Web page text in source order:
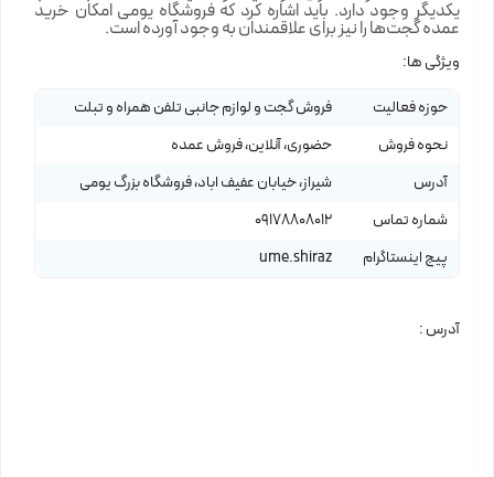
یکدیگر وجود دارد. باید اشاره کرد که فروشگاه یومی امکان خرید
عمده گجت‌ها را نیز برای علاقمندان به وجود آورده است.
ویژگی ها:
حوزه فعالیت
فروش گجت و لوازم جانبی تلفن همراه و تبلت
نحوه فروش
حضوری، آنلاین، فروش عمده
آدرس
شیراز، خیابان عفیف اباد، فروشگاه بزرگ یومی
شماره تماس
09178808012
پیج اینستاگرام
ume.shiraz
آدرس :